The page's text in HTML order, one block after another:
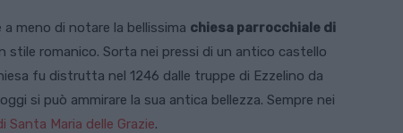
meno di notare la bellissima chiesa parrocchiale di
stile romanico. Sorta nei pressi di un antico castello
fu distrutta nel 1246 dalle truppe di Ezzelino da
si può ammirare la sua antica bellezza. Sempre nei
Santa Maria delle Grazie.